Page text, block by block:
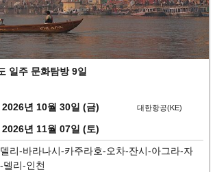
일주 문화탐방 9일
2026년 10월 30일 (금) 대한항공(KE)
2026년 11월 07일 (토)
리-바라나시-카주라호-오차-잔시-아그라-자
델리-인천